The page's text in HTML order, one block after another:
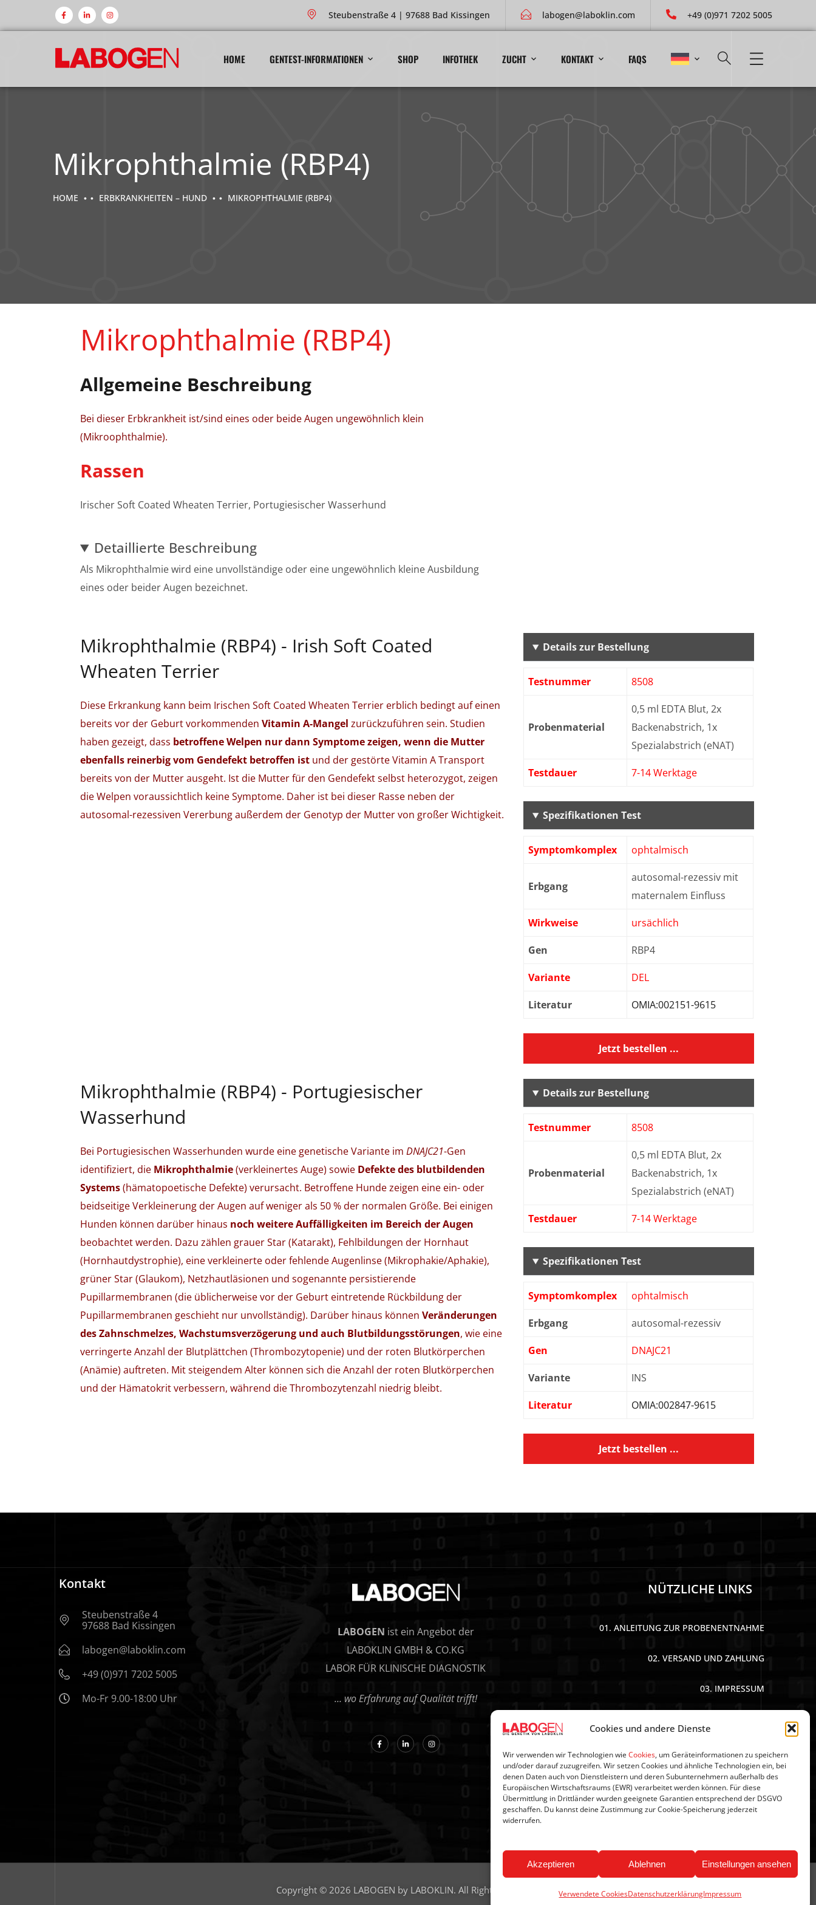
Cookies und andere Dienste
Wir verwenden wir Technologien wie Cookies, um Geräteinformationen zu speichern
und/oder darauf zuzugreifen. Wir setzen Cookies und ähnliche Technologien ein, bei
denen Daten auch von Dienstleistern und deren Subunternehmern außerhalb des
Europäischen Wirtschaftsraums (EWR) verarbeitet werden können. Für diese
Übermittlung in Drittländer wurden geeignete Garantien entsprechend der DSGVO
geschaffen. Du kannst deine Zustimmung zur Cookie-Speicherung jederzeit
widerrufen.
Akzeptieren Ablehnen Einstellungen ansehen
Verwendete CookiesDatenschutzerklärungImpressum
Steubenstraße 4 | 97688 Bad Kissingen labogen@laboklin.com +49 (0)971 7202 5005
HOME GENTEST-INFORMATIONEN SHOP INFOTHEK ZUCHT KONTAKT FAQS
Mikrophthalmie (RBP4)
HOME ERBKRANKHEITEN – HUND MIKROPHTHALMIE (RBP4)
Mikrophthalmie (RBP4)
Allgemeine Beschreibung
Bei dieser Erbkrankheit ist/sind eines oder beide Augen ungewöhnlich klein
(Mikroophthalmie).
Rassen
Irischer Soft Coated Wheaten Terrier, Portugiesischer Wasserhund
Detaillierte Beschreibung
Als Mikrophthalmie wird eine unvollständige oder eine ungewöhnlich kleine Ausbildung
eines oder beider Augen bezeichnet.
Mikrophthalmie (RBP4) - Irish Soft Coated
Wheaten Terrier
Diese Erkrankung kann beim Irischen Soft Coated Wheaten Terrier erblich bedingt auf einen
bereits vor der Geburt vorkommenden Vitamin A-Mangel zurückzuführen sein. Studien
haben gezeigt, dass betroffene Welpen nur dann Symptome zeigen, wenn die Mutter
ebenfalls reinerbig vom Gendefekt betroffen ist und der gestörte Vitamin A Transport
bereits von der Mutter ausgeht. Ist die Mutter für den Gendefekt selbst heterozygot, zeigen
die Welpen voraussichtlich keine Symptome. Daher ist bei dieser Rasse neben der
autosomal-rezessiven Vererbung außerdem der Genotyp der Mutter von großer Wichtigkeit.
Details zur Bestellung
Testnummer 8508
Probenmaterial
0,5 ml EDTA Blut, 2x
Backenabstrich, 1x
Spezialabstrich (eNAT)
Testdauer 7-14 Werktage
Spezifikationen Test
Symptomkomplex ophtalmisch
Erbgang
autosomal-rezessiv mit
maternalem Einfluss
Wirkweise ursächlich
Gen RBP4
Variante DEL
Literatur OMIA:002151-9615
Jetzt bestellen ...
Mikrophthalmie (RBP4) - Portugiesischer
Wasserhund
Bei Portugiesischen Wasserhunden wurde eine genetische Variante im DNAJC21-Gen
identifiziert, die Mikrophthalmie(verkleinertes Auge) sowie Defekte des blutbildenden
Systems(hämatopoetische Defekte) verursacht. Betroffene Hunde zeigen eine ein- oder
beidseitige Verkleinerung der Augen auf weniger als 50 % der normalen Größe. Bei einigen
Hunden können darüber hinaus noch weitere Auffälligkeiten im Bereich der Augen
beobachtet werden. Dazu zählen grauer Star (Katarakt), Fehlbildungen der Hornhaut
(Hornhautdystrophie), eine verkleinerte oder fehlende Augenlinse (Mikrophakie/Aphakie),
grüner Star (Glaukom), Netzhautläsionen und sogenannte persistierende
Pupillarmembranen (die üblicherweise vor der Geburt eintretende Rückbildung der
Pupillarmembranen geschieht nur unvollständig). Darüber hinaus können Veränderungen
des Zahnschmelzes, Wachstumsverzögerung und auch Blutbildungsstörungen, wie eine
verringerte Anzahl der Blutplättchen (Thrombozytopenie) und der roten Blutkörperchen
(Anämie) auftreten. Mit steigendem Alter können sich die Anzahl der roten Blutkörperchen
und der Hämatokrit verbessern, während die Thrombozytenzahl niedrig bleibt.
Details zur Bestellung
Testnummer 8508
Probenmaterial
0,5 ml EDTA Blut, 2x
Backenabstrich, 1x
Spezialabstrich (eNAT)
Testdauer 7-14 Werktage
Spezifikationen Test
Symptomkomplex ophtalmisch
Erbgang autosomal-rezessiv
Gen DNAJC21
Variante INS
Literatur OMIA:002847-9615
Jetzt bestellen ...
Kontakt
Steubenstraße 4
97688 Bad Kissingen
labogen@laboklin.com
+49 (0)971 7202 5005
Mo-Fr 9.00-18:00 Uhr
LABOGEN ist ein Angebot der
LABOKLIN GMBH & CO.KG
LABOR FÜR KLINISCHE DIAGNOSTIK
… wo Erfahrung auf Qualität trifft!
NÜTZLICHE LINKS
01. ANLEITUNG ZUR PROBENENTNAHME
02. VERSAND UND ZAHLUNG
03. IMPRESSUM
06. WIDERRUFSBELEHRUNG
07. NEWSLETTER
Copyright © 2026 LABOGEN by LABOKLIN. All Rights Reserved.